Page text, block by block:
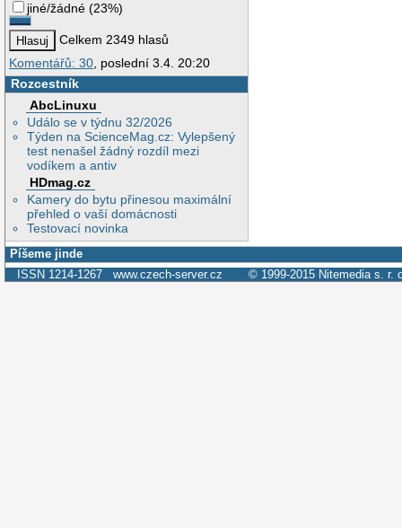
jiné/žádné (23%)
Celkem 2349 hlasů
Komentářů: 30 , poslední 3.4. 20:20
Rozcestník
AbcLinuxu
Událo se v týdnu 32/2026
Týden na ScienceMag.cz: Vylepšený
test nenašel žádný rozdíl mezi
vodíkem a antiv
HDmag.cz
Kamery do bytu přinesou maximální
přehled o vaší domácnosti
Testovací novinka
Píšeme jinde
ISSN 1214-1267 www.czech-server.cz © 1999-2015 Nitemedia s. r.